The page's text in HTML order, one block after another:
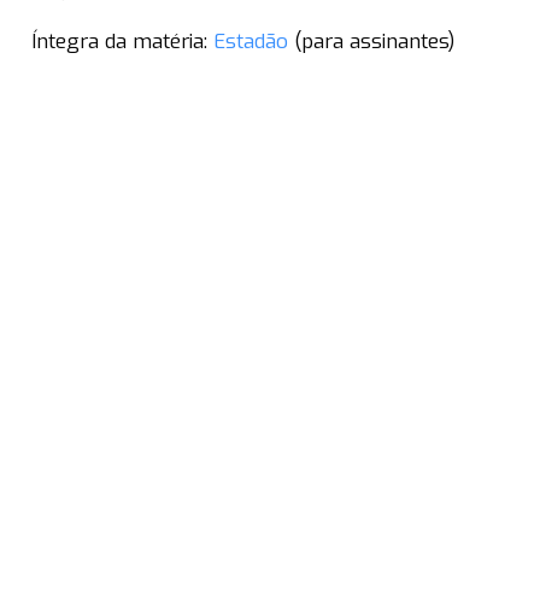
Íntegra da matéria: Estadão (para assinantes)